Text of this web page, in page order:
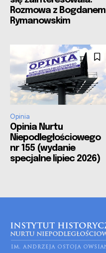
Rozmowa z Bogdanem
Rymanowskim
Opinia
Opinia Nurtu
Niepodległościowego
nr 155 (wydanie
specjalne lipiec 2026)